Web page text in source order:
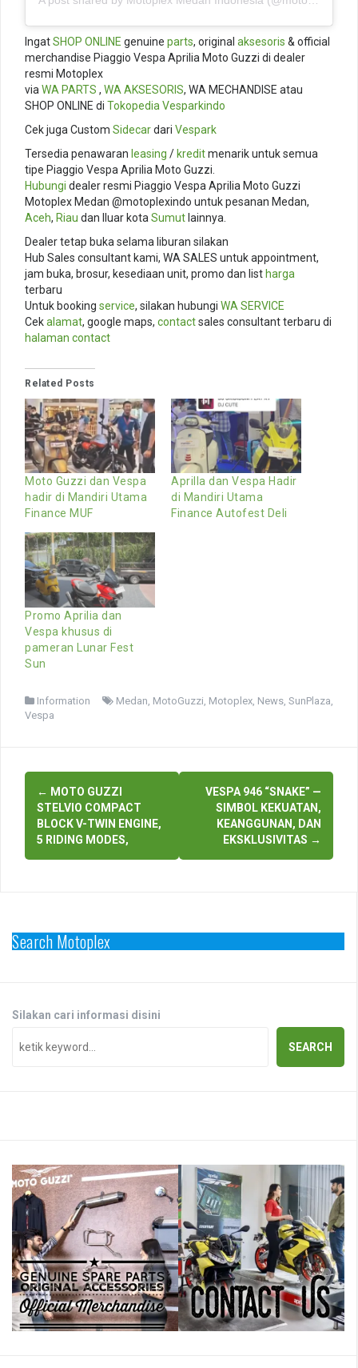
IngatSHOP ONLINE genuine parts, original aksesoris & official
merchandise Piaggio Vespa Aprilia Moto Guzzi di dealer
resmi Motoplex
viaWA PARTS , WA AKSESORIS, WA MECHANDISE atau
SHOP ONLINE di TokopediaVesparkindo
Cek juga Custom Sidecardari Vespark
Tersedia penawaran leasing / kreditmenarik untuk semua
tipe Piaggio Vespa Aprilia Moto Guzzi.
Hubungi dealer resmi Piaggio Vespa Aprilia Moto Guzzi
Motoplex Medan @motoplexindo untuk pesanan Medan,
Aceh, Riau dan lluar kotaSumut lainnya.
Dealer tetap buka selama liburan silakan
Hub Sales consultant kami, WA SALES untuk appointment,
jam buka, brosur, kesediaan unit, promo dan list harga
terbaru
Untuk booking service, silakan hubungi WA SERVICE
Cekalamat, google maps, contactsales consultant terbaru di
halaman contact
Related Posts
Moto Guzzi dan Vespa
hadir di Mandiri Utama
Finance MUF
Aprilla dan Vespa Hadir
di Mandiri Utama
Finance Autofest Deli
Promo Aprilia dan
Vespa khusus di
pameran Lunar Fest
Sun
Information Medan MotoGuzzi Motoplex News SunPlaza
Vespa
Post
navigation
← MOTO GUZZI
STELVIO COMPACT
BLOCK V-TWIN ENGINE,
5 RIDING MODES,
VESPA 946 “SNAKE” —
SIMBOL KEKUATAN,
KEANGGUNAN, DAN
EKSKLUSIVITAS →
Search Motoplex
Silakan cari informasi disini
SEARCH